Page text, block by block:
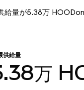
量が5.38万 HOODon
供給量
万